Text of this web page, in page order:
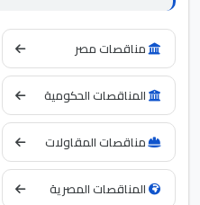
مناقصات مصر
المناقصات الحكومية
مناقصات المقاولات
المناقصات المصرية